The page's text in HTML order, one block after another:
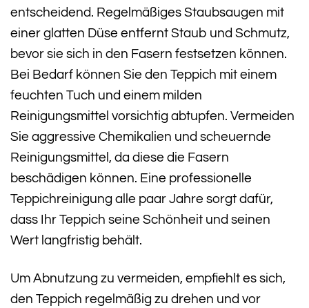
entscheidend. Regelmäßiges Staubsaugen mit
einer glatten Düse entfernt Staub und Schmutz,
bevor sie sich in den Fasern festsetzen können.
Bei Bedarf können Sie den Teppich mit einem
feuchten Tuch und einem milden
Reinigungsmittel vorsichtig abtupfen. Vermeiden
Sie aggressive Chemikalien und scheuernde
Reinigungsmittel, da diese die Fasern
beschädigen können. Eine professionelle
Teppichreinigung alle paar Jahre sorgt dafür,
dass Ihr Teppich seine Schönheit und seinen
Wert langfristig behält.
Um Abnutzung zu vermeiden, empfiehlt es sich,
den Teppich regelmäßig zu drehen und vor